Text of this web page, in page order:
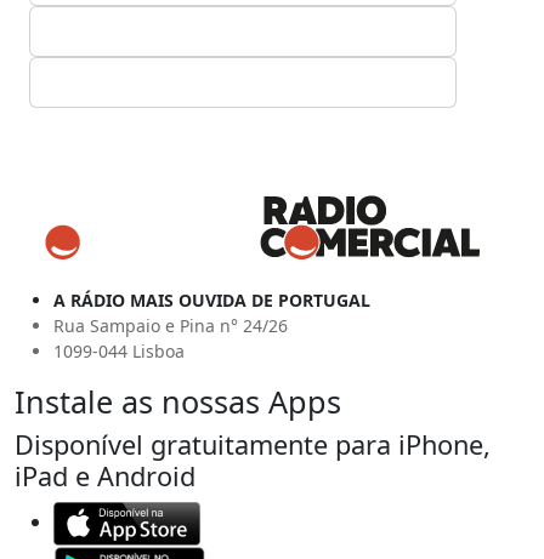
A RÁDIO MAIS OUVIDA DE PORTUGAL
Rua Sampaio e Pina n° 24/26
1099-044 Lisboa
Instale as nossas Apps
Disponível gratuitamente para iPhone,
iPad e Android